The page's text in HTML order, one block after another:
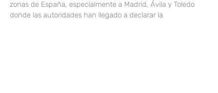
zonas de España, especialmente a Madrid, Ávila y Toledo
donde las autoridades han llegado a declarar la